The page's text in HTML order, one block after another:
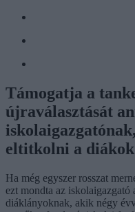
Támogatja a
újraválasztását
eltitkolni a diákok
Ha még egyszer rosszat
ezt mondta az
diáklányoknak, akik négy